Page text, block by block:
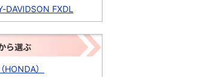
DAVIDSON FXDL
ら選ぶ
HONDA）